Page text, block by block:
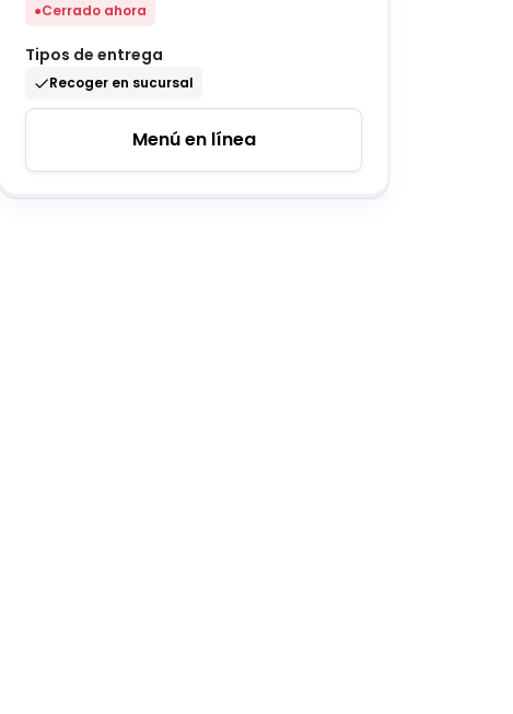
●Cerrado ahora
Tipos de entrega
Recoger en sucursal
Menú en línea